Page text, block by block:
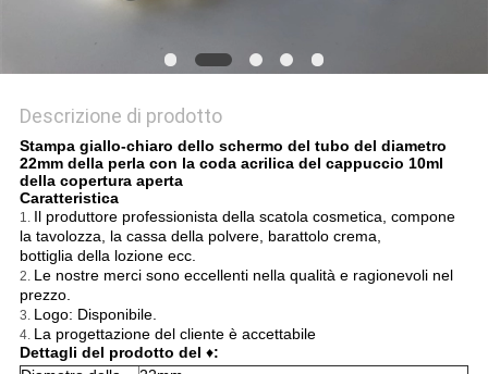
Descrizione di prodotto
Stampa giallo-chiaro dello schermo del tubo del diametro
22mm della perla con la coda acrilica del cappuccio 10ml
della copertura aperta
Caratteristica
1. Il produttore professionista della scatola cosmetica, compone
la tavolozza, la cassa della polvere, barattolo crema,
bottiglia della lozione ecc.
2. Le nostre merci sono eccellenti nella qualità e ragionevoli nel
prezzo.
3. Logo: Disponibile.
4. La progettazione del cliente è accettabile
Dettagli del prodotto del ♦: